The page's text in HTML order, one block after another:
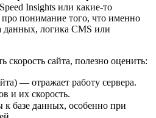
Insights или какие-то
понимание того, что именно
данных, логика CMS или
скорость сайта, полезно оценить:
— отражает работу сервера.
и их скорость.
базе данных, особенно при